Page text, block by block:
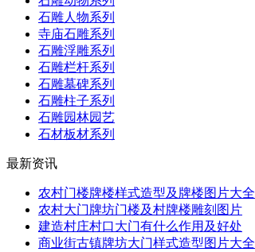
石雕人物系列
寺庙石雕系列
石雕浮雕系列
石雕栏杆系列
石雕墓碑系列
石雕柱子系列
石雕园林园艺
石材板材系列
最新资讯
农村门楼牌楼样式造型及牌楼图片大全
农村大门牌坊门楼及村牌楼雕刻图片
建造村庄村口大门有什么作用及好处
商业街古镇牌坊大门样式造型图片大全